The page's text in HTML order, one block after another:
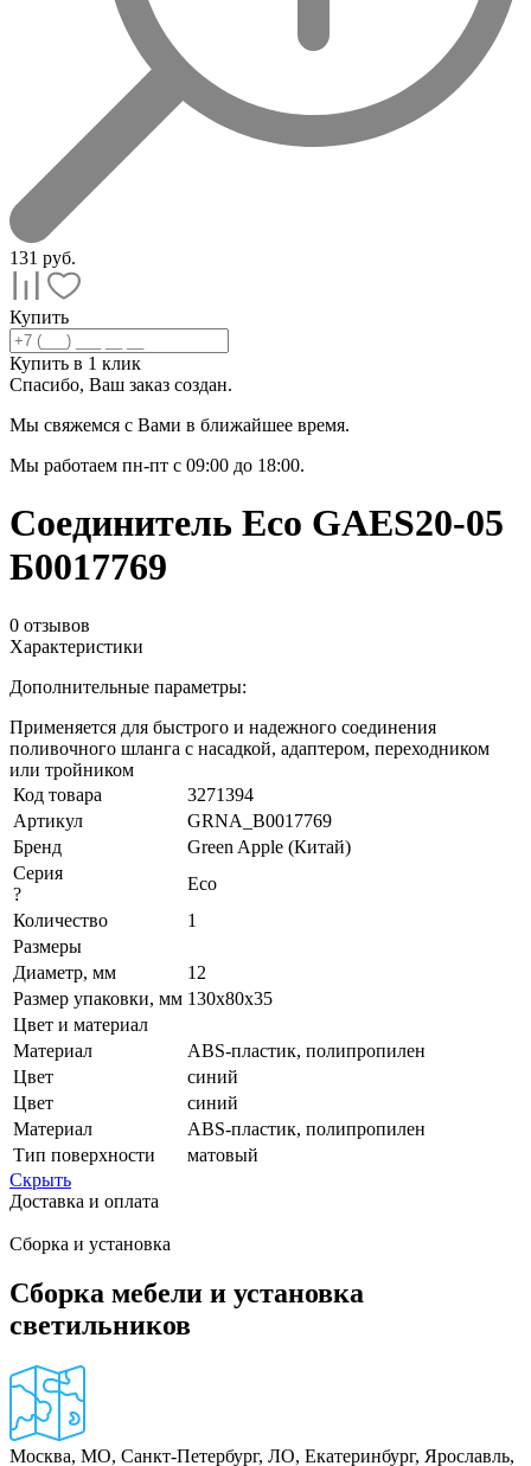
131 руб.
Купить
Купить в 1 клик
Спасибо, Ваш заказ создан.
Мы свяжемся с Вами в ближайшее время.
Мы работаем пн-пт с 09:00 до 18:00.
Соединитель Eco GAES20-05
Б0017769
0 отзывов
Характеристики
Дополнительные параметры:
Применяется для быстрого и надежного соединения
поливочного шланга с насадкой, адаптером, переходником
или тройником
Код товара
3271394
Артикул
GRNA_B0017769
Бренд
Green Apple (Китай)
Серия
?
Eco
Количество
1
Размеры
Диаметр, мм
12
Размер упаковки, мм 130x80x35
Цвет и материал
Материал
ABS-пластик, полипропилен
Цвет
синий
Цвет
синий
Материал
ABS-пластик, полипропилен
Тип поверхности
матовый
Скрыть
Доставка и оплата
Сборка и установка
Сборка мебели и установка
светильников
Москва, МО, Санкт-Петербург, ЛО, Екатеринбург, Ярославль,